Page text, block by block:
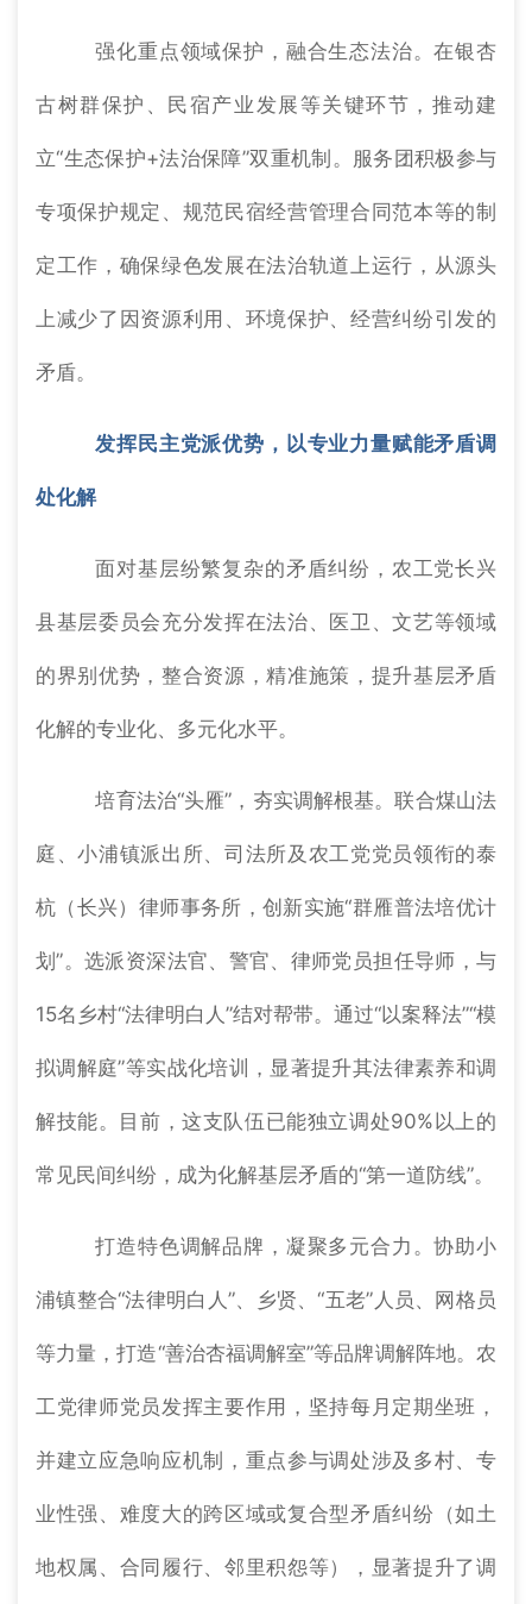
强化重点领域保护，融合生态法治。在银杏
古树群保护、民宿产业发展等关键环节，推动建
立“生态保护+法治保障”双重机制。服务团积极参与
专项保护规定、规范民宿经营管理合同范本等的制
定工作，确保绿色发展在法治轨道上运行，从源头
上减少了因资源利用、环境保护、经营纠纷引发的
矛盾。
发挥民主党派优势，以专业力量赋能矛盾调
处化解
面对基层纷繁复杂的矛盾纠纷，农工党长兴
县基层委员会充分发挥在法治、医卫、文艺等领域
的界别优势，整合资源，精准施策，提升基层矛盾
化解的专业化、多元化水平。
培育法治“头雁”，夯实调解根基。联合煤山法
庭、小浦镇派出所、司法所及农工党党员领衔的泰
杭（长兴）律师事务所，创新实施“群雁普法培优计
划”。选派资深法官、警官、律师党员担任导师，与
15名乡村“法律明白人”结对帮带。通过“以案释法”“模
拟调解庭”等实战化培训，显著提升其法律素养和调
解技能。目前，这支队伍已能独立调处90%以上的
常见民间纠纷，成为化解基层矛盾的“第一道防线”。
打造特色调解品牌，凝聚多元合力。协助小
浦镇整合“法律明白人”、乡贤、“五老”人员、网格员
等力量，打造“善治杏福调解室”等品牌调解阵地。农
工党律师党员发挥主要作用，坚持每月定期坐班，
并建立应急响应机制，重点参与调处涉及多村、专
业性强、难度大的跨区域或复合型矛盾纠纷（如土
地权属、合同履行、邻里积怨等），显著提升了调